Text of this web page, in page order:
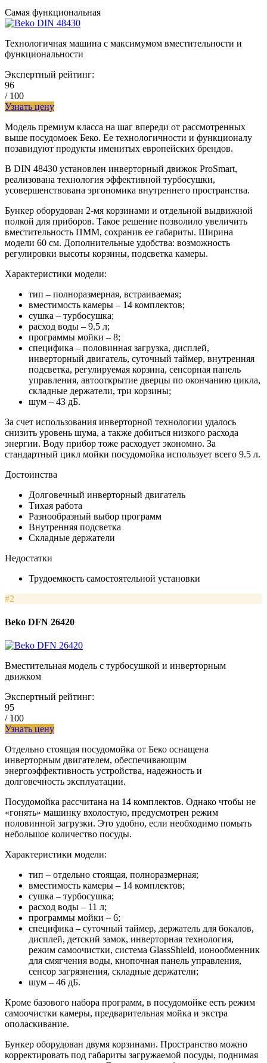
Самая функциональная
Технологичная машина с максимумом вместительности и
функциональности
Экспертный рейтинг:
96
/ 100
Узнать цену
Модель премиум класса на шаг впереди от рассмотренных
выше посудомоек Беко. Ее технологичности и функционалу
позавидуют продукты именитых европейских брендов.
В DIN 48430 установлен инверторный движок ProSmart,
реализована технология эффективной турбосушки,
усовершенствована эргономика внутреннего пространства.
Бункер оборудован 2-мя корзинами и отдельной выдвижной
полкой для приборов. Такое решение позволило увеличить
вместительность ПММ, сохранив ее габариты. Ширина
модели 60 см. Дополнительные удобства: возможность
регулировки высоты корзины, подсветка камеры.
Характеристики модели:
тип – полноразмерная, встраиваемая;
вместимость камеры – 14 комплектов;
сушка – турбосушка;
расход воды – 9.5 л;
программы мойки – 8;
специфика – половинная загрузка, дисплей,
инверторный двигатель, суточный таймер, внутренняя
подсветка, регулируемая корзина, сенсорная панель
управления, автооткрытие дверцы по окончанию цикла,
складные держатели, три корзины;
шум – 43 дБ.
За счет использования инверторной технологии удалось
снизить уровень шума, а также добиться низкого расхода
энергии. Воду прибор тоже расходует экономно. За
стандартный цикл мойки посудомойка использует всего 9.5 л.
Достоинства
Долговечный инверторный двигатель
Тихая работа
Разнообразный выбор программ
Внутренняя подсветка
Складные держатели
Недостатки
Трудоемкость самостоятельной установки
#2
Beko DFN 26420
Вместительная модель с турбосушкой и инверторным
движком
Экспертный рейтинг:
95
/ 100
Узнать цену
Отдельно стоящая посудомойка от Беко оснащена
инверторным двигателем, обеспечивающим
энергоэффективность устройства, надежность и
долговечность эксплуатации.
Посудомойка рассчитана на 14 комплектов. Однако чтобы не
«гонять» машинку вхолостую, предусмотрен режим
половинной загрузки. Это удобно, если необходимо помыть
небольшое количество посуды.
Характеристики модели:
тип – отдельно стоящая, полноразмерная;
вместимость камеры – 14 комплектов;
сушка – турбосушка;
расход воды – 11 л;
программы мойки – 6;
специфика – суточный таймер, держатель для бокалов,
дисплей, детский замок, инверторная технология,
режим самоочистки, система GlassShield, ионообменник
для смягчения воды, кнопочная панель управления,
сенсор загрязнения, складные держатели;
шум – 46 дБ.
Кроме базового набора программ, в посудомойке есть режим
самоочистки камеры, предварительная мойка и экстра
ополаскивание.
Бункер оборудован двумя корзинами. Пространство можно
корректировать под габариты загружаемой посуды, поднимая